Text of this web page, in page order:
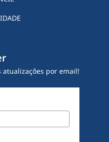
atualizações por email!